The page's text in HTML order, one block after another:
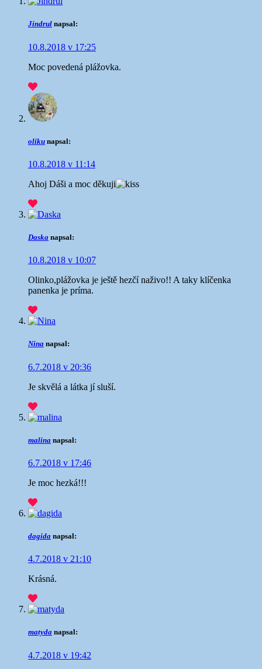
Jindrul napsal:
10.8.2018 v 17:25
Moc povedená plážovka.
oliku napsal:
10.8.2018 v 11:14
Ahoj Dáši a moc děkuji
Daska napsal:
10.8.2018 v 10:07
Olinko,plážovka je ještě hezčí naživo!! A taky klíčenka
panenka je príma.
Nina napsal:
6.7.2018 v 20:36
Je skvělá a látka jí sluší.
malina napsal:
6.7.2018 v 17:46
Je moc hezká!!!
dagida napsal:
4.7.2018 v 21:10
Krásná.
matyda napsal:
4.7.2018 v 19:42